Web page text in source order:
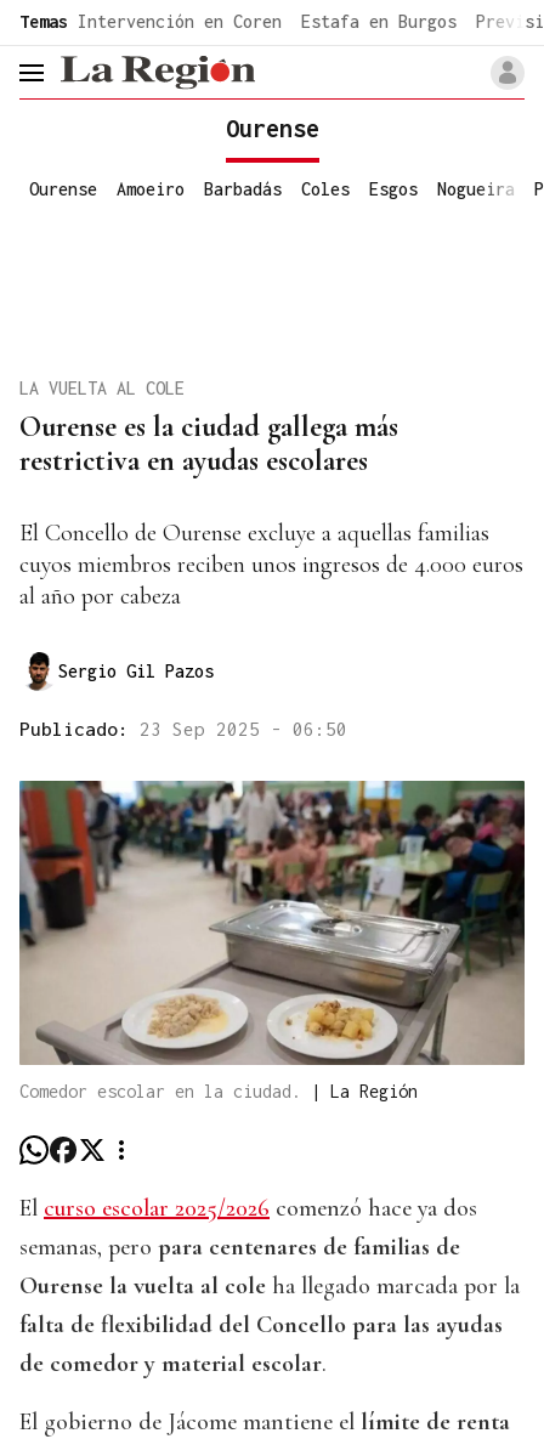
common.go-to-content
Temas Intervención en Coren Estafa en Burgos
header.menu.open
Ourense
Ourense Amoeiro Barbadás Coles Esgos Nogueira
Ourense es la ciudad gallega más
restrictiva en ayudas escolares
LA VUELTA AL COLE
El Concello de Ourense excluye a aquellas familias
cuyos miembros reciben unos ingresos de 4.000 euros
al año por cabeza
Sergio Gil Pazos
Publicado: 23 Sep 2025 - 06:50
Comedor escolar en la ciudad. | La Región
El curso escolar 2025/2026 comenzó hace ya dos
semanas, pero para centenares de familias de
Ourense la vuelta al cole ha llegado marcada por la
falta de flexibilidad del Concello para las ayudas
de comedor y material escolar.
El gobierno de Jácome mantiene el límite de renta